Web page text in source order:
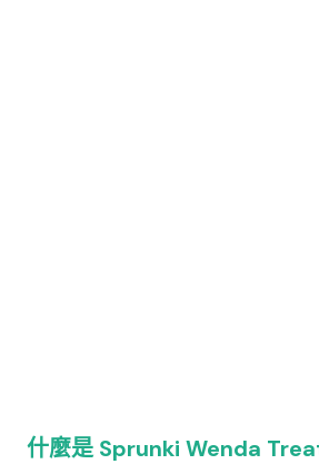
什麼是 Sprunki Wenda